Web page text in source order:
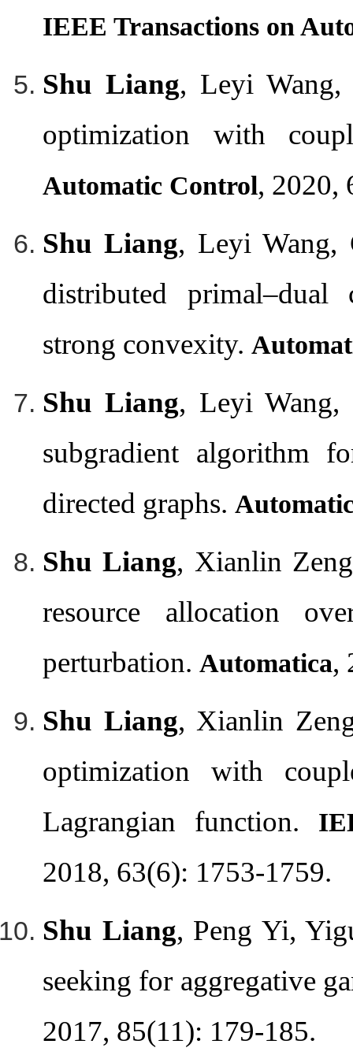
IEEE Transactions on
Shu Liang, Leyi Wang,
optimization with
Automatic Control, 2020,
Shu Liang, Leyi Wang,
distributed
strong convexity.
Shu Liang, Leyi Wang,
subgradient algorithm
directed graphs.
Shu Liang, Xianlin
resource allocation
perturbation. Automatica,
Shu Liang, Xianlin
optimization with
Lagrangian function.
2018, 63(6): 1753-1759.
Shu Liang, Peng Yi,
seeking for aggregative
2017, 85(11): 179-185.